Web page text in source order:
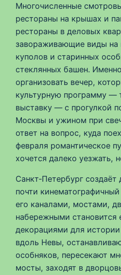
Многочисленные
рестораны на крышах и
рестораны в деловых
завораживающие виды на
куполов и старинных
стеклянных башен.
организовать вечер,
культурную программу —
выставку — с прогулкой
Москвы и ужином при
ответ на вопрос, куда
февраля романтическое
хочется далеко уезжать,
Санкт‑Петербург
почти
его каналами, мостами,
набережными становится
декорациями для
вдоль Невы,
особняков, пересекают
мосты, заходят в